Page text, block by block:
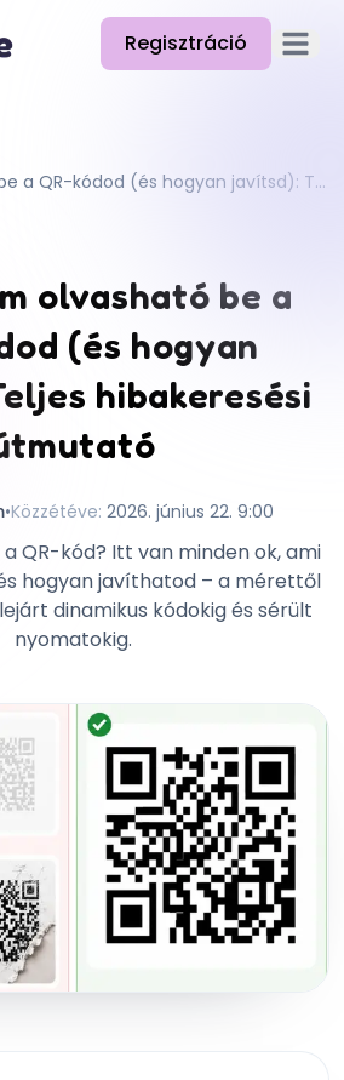
Regisztráció
Miért nem olvasható be a QR-kódod (és hogyan javítsd): Teljes hibakeresési útmutató
olvasható be a
(és hogyan
hibakeresési
•Közzétéve: 2026. június 22. 9:00
QR-kód? Itt van minden ok, ami
hogyan javíthatod – a mérettől
dinamikus kódokig és sérült
nyomatokig.